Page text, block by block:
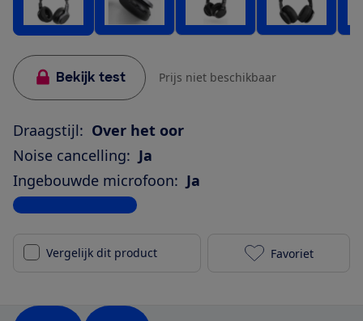
Bekijk test Prijs niet beschikbaar
Draagstijl: Over het oor
Noise cancelling: Ja
Ingebouwde microfoon: Ja
Bekijk alle specificaties
Vergelijk dit product Philips
Favoriet